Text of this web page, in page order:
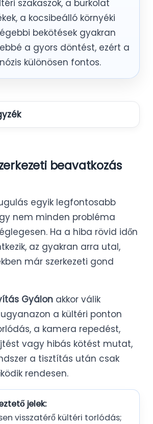
szakaszok, a burkolat
a kocsibeálló környéki
bekötések gyakran
a gyors döntést, ezért a
különösen fontos.
beavatkozás
egyik legfontosabb
nem minden probléma
Ha a hiba rövid időn
az gyakran arra utal,
már szerkezeti gond
Gyálon akkor válik
a kültéri ponton
a kamera repedést,
vagy hibás kötést mutat,
a tisztítás után csak
rendesen.
jelek:
visszatérő kültéri torlódás;